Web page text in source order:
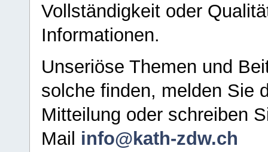
Vollständigkeit oder
Informationen.
Unseriöse Themen und
solche finden, melden Sie
Mitteilung oder schreiben
Mail info@kath-zdw.ch